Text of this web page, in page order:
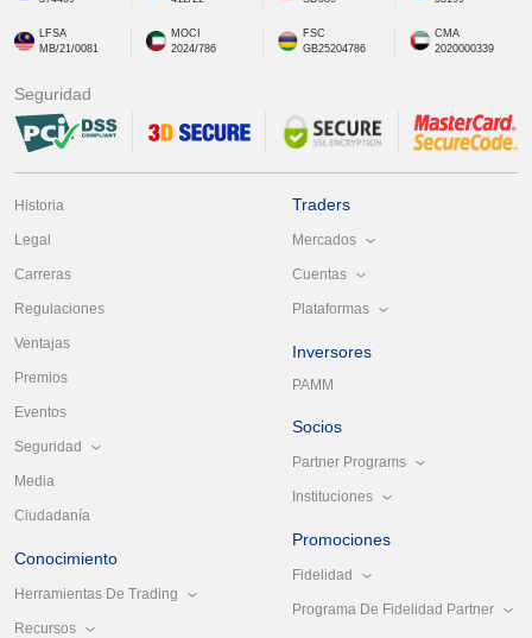
LFSA
MB/21/0081
MOCI
2024/786
FSC
GB25204786
CMA
2020000339
Seguridad
Historia
Legal
Carreras
Regulaciones
Ventajas
Premios
Eventos
Seguridad
Media
Ciudadanía
Conocimiento
Herramientas De Trading
Recursos
Traders
Mercados
Cuentas
Plataformas
Inversores
PAMM
Socios
Partner Programs
Instituciones
Promociones
Fidelidad
Programa De Fidelidad Partner